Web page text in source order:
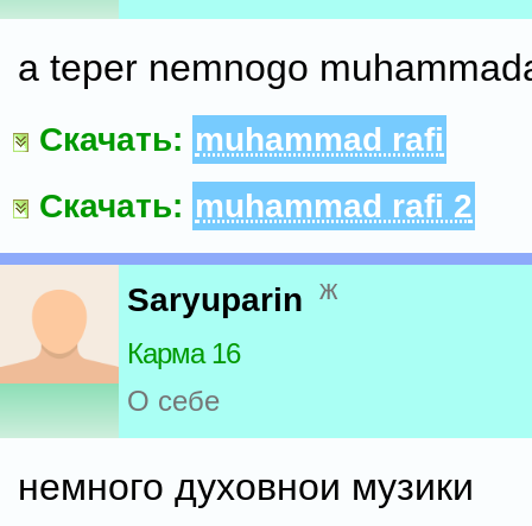
a teper nemnogo
Скачать: muhammad rafi
Скачать: muhammad rafi 2
Saryuparin ж
Карма 16
О себе
немного духовнои музики